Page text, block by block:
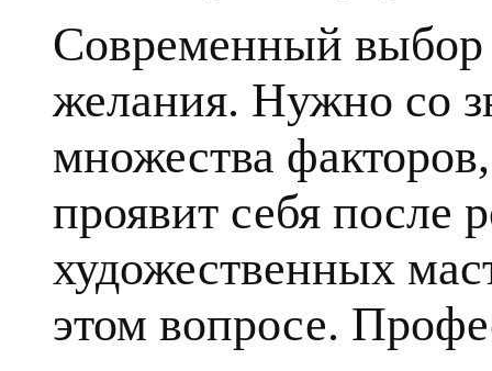
Современный выбор
желания. Нужно со
множества
проявит себя после
художественных
этом вопросе.